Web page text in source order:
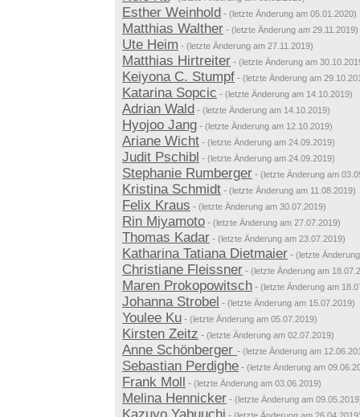
Esther Weinhold - (letzte Änderung am 05.01.2020)
Matthias Walther - (letzte Änderung am 29.11.2019)
Ute Heim - (letzte Änderung am 27.11.2019)
Matthias Hirtreiter - (letzte Änderung am
Keiyona C. Stumpf - (letzte Änderung am
Katarina Sopcic - (letzte Änderung am 14.10.2019)
Adrian Wald - (letzte Änderung am 14.10.2019)
Hyojoo Jang - (letzte Änderung am 12.10.2019)
Ariane Wicht - (letzte Änderung am 24.09.2019)
Judit Pschibl - (letzte Änderung am 24.09.2019)
Stephanie Rumberger - (letzte Änderung am
Kristina Schmidt - (letzte Änderung am 11.08.2019)
Felix Kraus - (letzte Änderung am 30.07.2019)
Rin Miyamoto - (letzte Änderung am 27.07.2019)
Thomas Kadar - (letzte Änderung am 23.07.2019)
Katharina Tatiana Dietmaier - (letzte
Christiane Fleissner - (letzte Änderung am
Maren Prokopowitsch - (letzte Änderung am
Johanna Strobel - (letzte Änderung am 15.07.2019)
Youlee Ku - (letzte Änderung am 05.07.2019)
Kirsten Zeitz - (letzte Änderung am 02.07.2019)
Anne Schönberger - (letzte Änderung am
Sebastian Perdighe - (letzte Änderung am
Frank Moll - (letzte Änderung am 03.06.2019)
Melina Hennicker - (letzte Änderung am